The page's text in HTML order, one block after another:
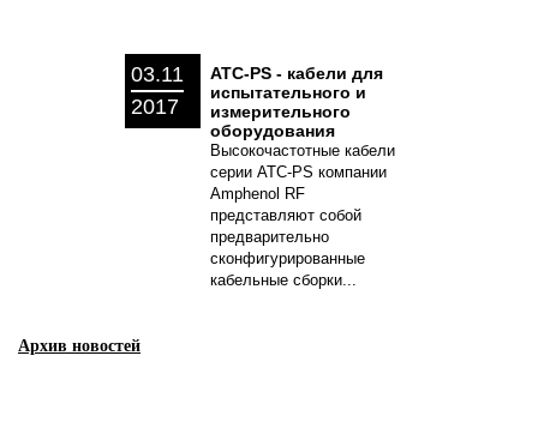
03.11
2017
ATC-PS - кабели для
испытательного и
измерительного
оборудования
Высокочастотные кабели
серии ATC-PS компании
Amphenol RF
представляют собой
предварительно
сконфигурированные
кабельные сборки...
Архив новостей